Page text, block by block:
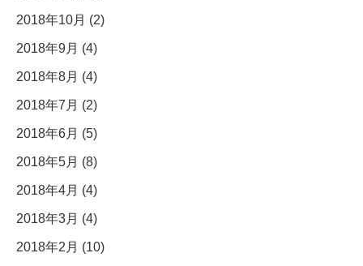
2018年10月 (2)
2018年9月 (4)
2018年8月 (4)
2018年7月 (2)
2018年6月 (5)
2018年5月 (8)
2018年4月 (4)
2018年3月 (4)
2018年2月 (10)